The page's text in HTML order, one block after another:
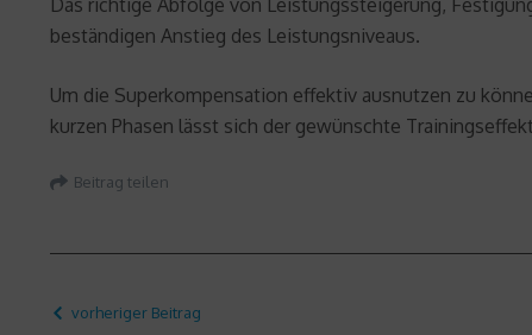
Das richtige Abfolge von Leistungssteigerung,
beständigen Anstieg des Leistungsniveaus.
Um die Superkompensation effektiv ausnutzen zu
kurzen Phasen lässt sich der gewünschte
Beitrag teilen
vorheriger Beitrag